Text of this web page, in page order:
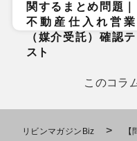
関するまとめ問題｜
不動産仕入れ営業
（媒介受託）確認テ
スト
このコラ
リビンマガジンBiz >